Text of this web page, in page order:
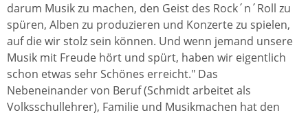
darum Musik zu machen, den Geist des Rock´n´Roll zu
spüren, Alben zu produzieren und Konzerte zu spielen,
auf die wir stolz sein können. Und wenn jemand unsere
Musik mit Freude hört und spürt, haben wir eigentlich
schon etwas sehr Schönes erreicht." Das
Nebeneinander von Beruf (Schmidt arbeitet als
Volksschullehrer), Familie und Musikmachen hat den